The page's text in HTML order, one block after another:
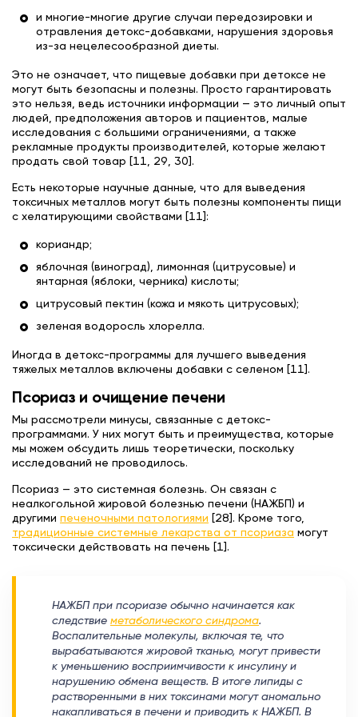
и многие-многие другие случаи передозировки и
отравления детокс-добавками, нарушения здоровья
из-за нецелесообразной диеты.
Это не означает, что пищевые добавки при детоксе не
могут быть безопасны и полезны. Просто гарантировать
это нельзя, ведь источники информации — это личный опыт
людей, предположения авторов и пациентов, малые
исследования с большими ограничениями, а также
рекламные продукты производителей, которые желают
продать свой товар [11, 29, 30].
Есть некоторые научные данные, что для выведения
токсичных металлов могут быть полезны компоненты пищи
с хелатирующими свойствами [11]:
кориандр;
яблочная (виноград), лимонная (цитрусовые) и
янтарная (яблоки, черника) кислоты;
цитрусовый пектин (кожа и мякоть цитрусовых);
зеленая водоросль хлорелла.
Иногда в детокс-программы для лучшего выведения
тяжелых металлов включены добавки с селеном [11].
Псориаз и очищение печени
Мы рассмотрели минусы, связанные с детокс-
программами. У них могут быть и преимущества, которые
мы можем обсудить лишь теоретически, поскольку
исследований не проводилось.
Псориаз — это системная болезнь. Он связан с
неалкогольной жировой болезнью печени (НАЖБП) и
другими печеночными патологиями [28]. Кроме того,
традиционные системные лекарства от псориаза могут
токсически действовать на печень [1].
НАЖБП при псориазе обычно начинается как
следствие метаболического синдрома.
Воспалительные молекулы, включая те, что
вырабатываются жировой тканью, могут привести
к уменьшению восприимчивости к инсулину и
нарушению обмена веществ. В итоге липиды с
растворенными в них токсинами могут аномально
накапливаться в печени и приводить к НАЖБП. В